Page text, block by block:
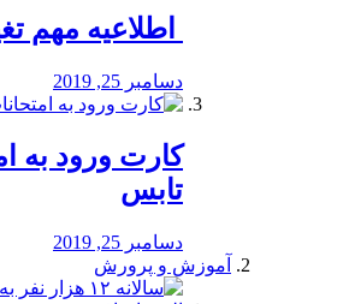
اطلاعیه مهم
دسامبر 25, 2019
کارت ورود به
تابس
دسامبر 25, 2019
آموزش و پرورش